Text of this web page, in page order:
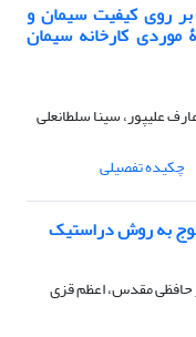
روی کیفیت سیمان و
موردی کارخانه سیمان
علیپور، سینا سلطانعلی
چکیده تفصیلی
به روش دراستیک
حافظی مقدس، اعظم قزی